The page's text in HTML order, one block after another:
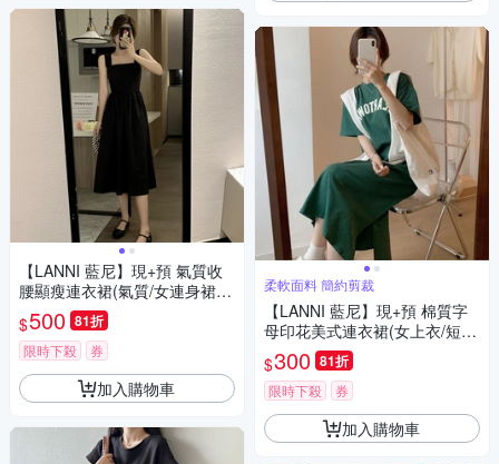
【LANNI 藍尼】現+預 氣質收
腰顯瘦連衣裙(氣質/女連身裙/
夏季)
$500 81折
限時下殺 券
加入購物車
柔軟面料 簡約剪裁
【LANNI 藍尼】現+預 棉質字
母印花美式連衣裙(女上衣/短
袖/連身裙)
$300 81折
限時下殺 券
加入購物車